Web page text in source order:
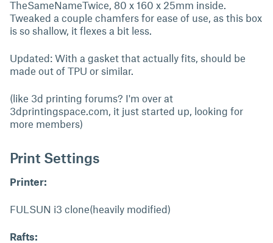
TheSameNameTwice, 80 x 160 x 25mm inside.
Tweaked a couple chamfers for ease of use, as this box
is so shallow, it flexes a bit less.
Updated: With a gasket that actually fits, should be
made out of TPU or similar.
(like 3d printing forums? I'm over at
3dprintingspace.com, it just started up, looking for
more members)
Print Settings
Printer:
FULSUN i3 clone(heavily modified)
Rafts: